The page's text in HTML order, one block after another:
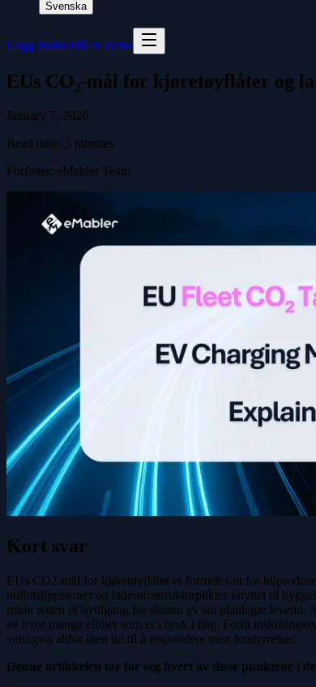
Svenska
Logg innBestill en demo
EUs CO₂-mål for kjøretøyflåter og
January 7, 2026
Read time: 5 minutes
Forfatter: eMabler Team
Kort svar
EUs CO2-mål for kjøretøyflåter er formelt satt for
nullutslippssoner og ladeinfrastrukturplikter knyttet til
miste retten til bytilgang før slutten av sin planlagte levetid.
av hvor mange elbiler som er i bruk i dag. Fordi
vanligvis altfor liten tid til å respondere uten forstyrrelser.
Denne artikkelen tar for seg hvert av disse punktene i